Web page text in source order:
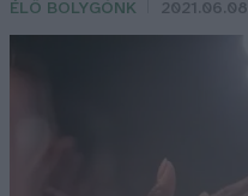
ÉLŐ BOLYGÓNK 2021.06.08